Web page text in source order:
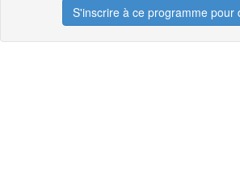
S'inscrire à ce programme pour